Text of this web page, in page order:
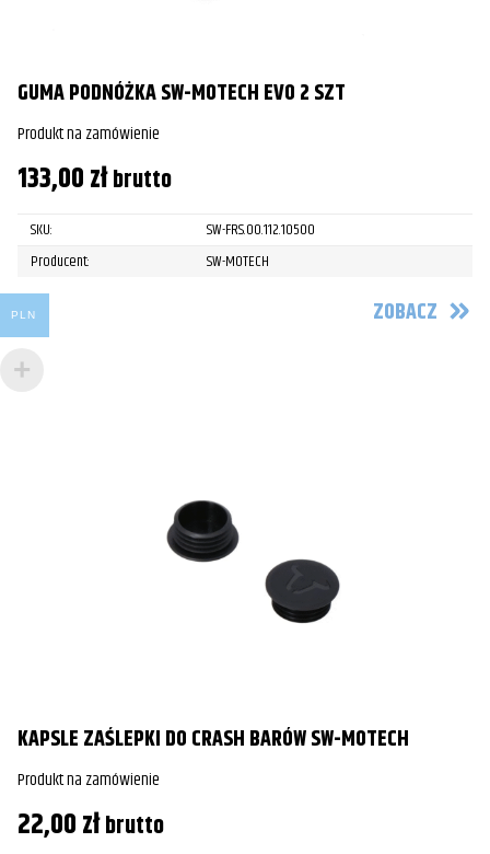
GUMA PODNÓŻKA SW-MOTECH EVO 2 SZT
Produkt na zamówienie
133,00złbrutto
SKU:
SW-FRS.00.112.10500
Producent:
SW-MOTECH
ZOBACZ
KAPSLE ZAŚLEPKI DO CRASH BARÓW SW-MOTECH
Produkt na zamówienie
22,00złbrutto
PLN